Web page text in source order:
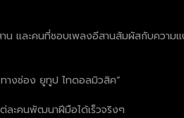
น และคนที่ชอบเพลงอีสานสัมผัสกับความ
ทางช่อง ยูทูป ไทดอลมิวสิค”
ละคนพัฒนาฝีมือได้เร็วจริงๆ